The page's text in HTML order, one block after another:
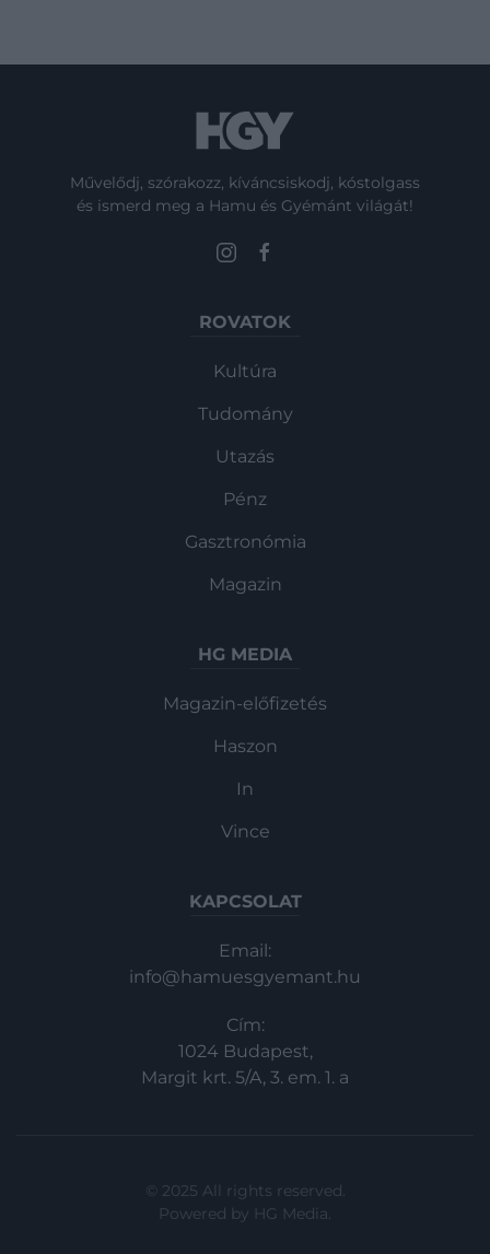
Művelődj, szórakozz, kíváncsiskodj, kóstolgass
és ismerd meg a Hamu és Gyémánt világát!
ROVATOK
Kultúra
Tudomány
Utazás
Pénz
Gasztronómia
Magazin
HG MEDIA
Magazin-előfizetés
Haszon
In
Vince
KAPCSOLAT
Email:
info@hamuesgyemant.hu
Cím:
1024 Budapest,
Margit krt. 5/A, 3. em. 1. a
© 2025 All rights reserved.
Powered by HG Media.